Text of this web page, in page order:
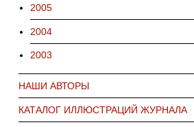
2005
2004
2003
НАШИ АВТОРЫ
КАТАЛОГ ИЛЛЮСТРАЦИЙ ЖУРНАЛА